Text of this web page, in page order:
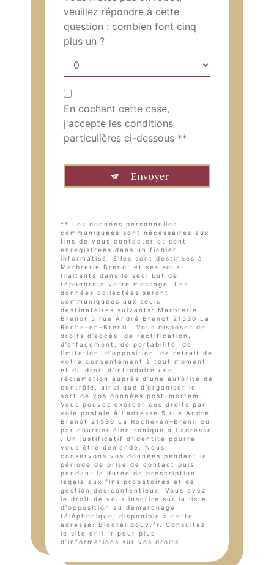
veuillez répondre à cette
question : combien font cinq
plus un ?
En cochant cette case,
j'accepte les conditions
particulières ci-dessous **
Envoyer
** Les données personnelles
communiquées sont nécessaires aux
fins de vous contacter et sont
enregistrées dans un fichier
informatisé. Elles sont destinées à
Marbrerie Brenot et ses sous-
traitants dans le seul but de
répondre à votre message. Les
données collectées seront
communiquées aux seuls
destinataires suivants: Marbrerie
Brenot 5 rue André Brenot 21530 La
Roche-en-Brenil . Vous disposez de
droits d’accès, de rectification,
d’effacement, de portabilité, de
limitation, d’opposition, de retrait de
votre consentement à tout moment
et du droit d’introduire une
réclamation auprès d’une autorité de
contrôle, ainsi que d’organiser le
sort de vos données post-mortem.
Vous pouvez exercer ces droits par
voie postale à l'adresse 5 rue André
Brenot 21530 La Roche-en-Brenil ou
par courrier électronique à l'adresse
. Un justificatif d'identité pourra
vous être demandé. Nous
conservons vos données pendant la
période de prise de contact puis
pendant la durée de prescription
légale aux fins probatoires et de
gestion des contentieux. Vous avez
le droit de vous inscrire sur la liste
d'opposition au démarchage
téléphonique, disponible à cette
adresse: Bloctel.gouv.fr . Consultez
le site cnil.fr pour plus
d’informations sur vos droits.